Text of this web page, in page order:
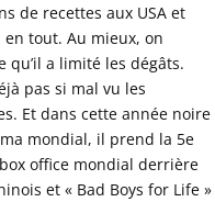
de recettes aux USA et
tout. Au mieux, on
qu’il a limité les dégâts.
pas si mal vu les
Et dans cette année noire
mondial, il prend la 5e
office mondial derrière
et « Bad Boys for Life »